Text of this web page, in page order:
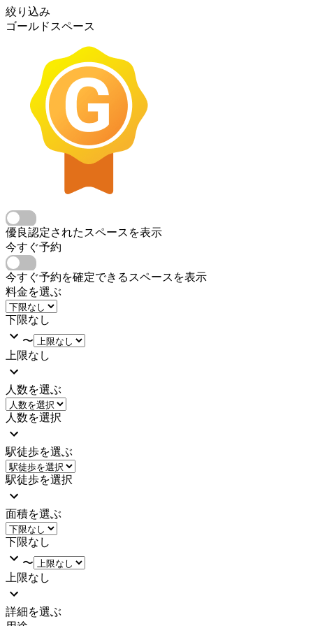
絞り込み
ゴールドスペース
優良認定されたスペースを表示
今すぐ予約
今すぐ予約を確定できるスペースを表示
料金を選ぶ
下限なし
〜
上限なし
人数を選ぶ
人数を選択
駅徒歩を選ぶ
駅徒歩を選択
面積を選ぶ
下限なし
〜
上限なし
詳細を選ぶ